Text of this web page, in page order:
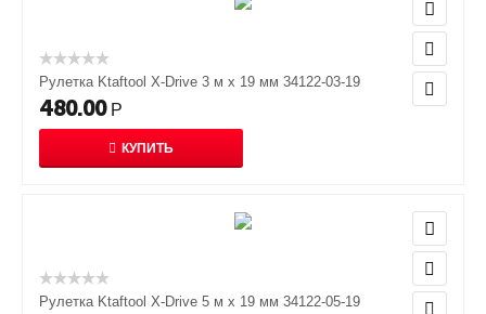
Рулетка Ktaftool X-Drive 3 м х 19 мм 34122-03-19
480.00 Р
КУПИТЬ
Рулетка Ktaftool X-Drive 5 м х 19 мм 34122-05-19